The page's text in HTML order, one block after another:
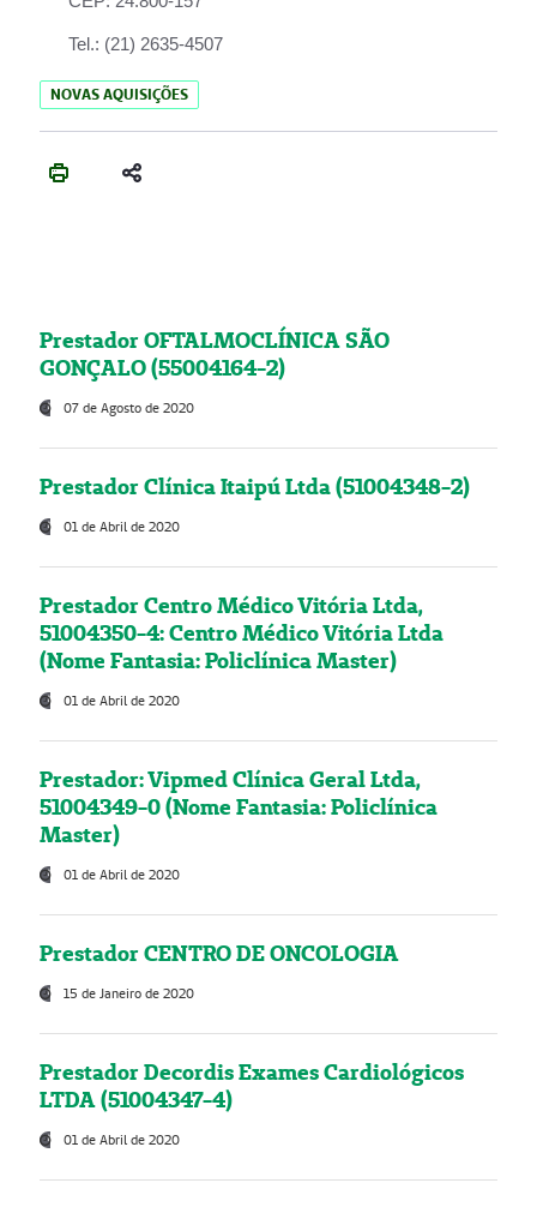
Tel.: (21) 2635-4507
NOVAS AQUISIÇÕES
Prestador OFTALMOCLÍNICA SÃO
GONÇALO (55004164-2)
07 de Agosto de 2020
Prestador Clínica Itaipú Ltda (51004348-2)
01 de Abril de 2020
Prestador Centro Médico Vitória Ltda,
51004350-4: Centro Médico Vitória Ltda
(Nome Fantasia: Policlínica Master)
01 de Abril de 2020
Prestador: Vipmed Clínica Geral Ltda,
51004349-0 (Nome Fantasia: Policlínica
Master)
01 de Abril de 2020
Prestador CENTRO DE ONCOLOGIA
15 de Janeiro de 2020
Prestador Decordis Exames Cardiológicos
LTDA (51004347-4)
01 de Abril de 2020